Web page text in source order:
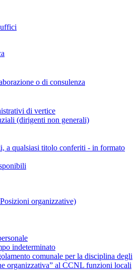
o di consulenza
di vertice
(dirigenti non generali)
a qualsiasi titolo conferiti - in formato
organizzative)
indeterminato
comunale per la disciplina degli
organizzativa” al CCNL funzioni locali